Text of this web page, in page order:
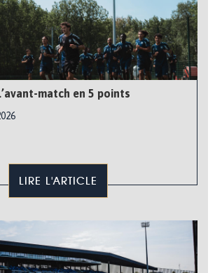
match en 5 points
LIRE L'ARTICLE